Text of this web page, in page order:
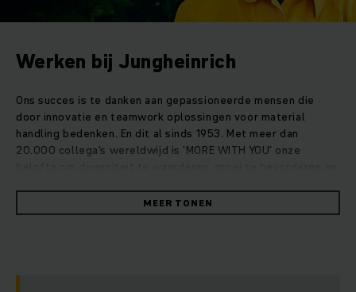
Werken bij Jungheinrich
Ons succes is te danken aan gepassioneerde mensen die
door innovatie en teamwork oplossingen voor material
handling bedenken. En dit al sinds 1953. Met meer dan
20.000 collega's wereldwijd is 'MORE WITH YOU’ onze
MEER TONEN